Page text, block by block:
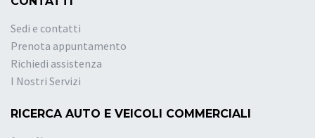
Sedi e contatti
Prenota appuntamento
Richiedi assistenza
I Nostri Servizi
RICERCA AUTO E VEICOLI COMMERCIALI